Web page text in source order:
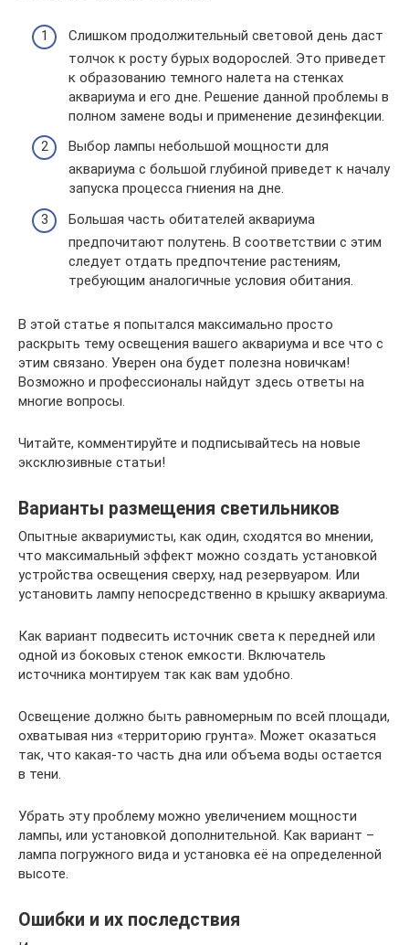
Слишком продолжительный световой день даст
толчок к росту бурых водорослей. Это приведет
к образованию темного налета на стенках
аквариума и его дне. Решение данной проблемы в
полном замене воды и применение дезинфекции.
Выбор лампы небольшой мощности для
аквариума с большой глубиной приведет к началу
запуска процесса гниения на дне.
Большая часть обитателей аквариума
предпочитают полутень. В соответствии с этим
следует отдать предпочтение растениям,
требующим аналогичные условия обитания.
В этой статье я попытался максимально просто
раскрыть тему освещения вашего аквариума и все что с
этим связано. Уверен она будет полезна новичкам!
Возможно и профессионалы найдут здесь ответы на
многие вопросы.
Читайте, комментируйте и подписывайтесь на новые
эксклюзивные статьи!
Варианты размещения светильников
Опытные аквариумисты, как один, сходятся во мнении,
что максимальный эффект можно создать установкой
устройства освещения сверху, над резервуаром. Или
установить лампу непосредственно в крышку аквариума.
Как вариант подвесить источник света к передней или
одной из боковых стенок емкости. Включатель
источника монтируем так как вам удобно.
Освещение должно быть равномерным по всей площади,
охватывая низ «территорию грунта». Может оказаться
так, что какая-то часть дна или объема воды остается
в тени.
Убрать эту проблему можно увеличением мощности
лампы, или установкой дополнительной. Как вариант –
лампа погружного вида и установка её на определенной
высоте.
Ошибки и их последствия